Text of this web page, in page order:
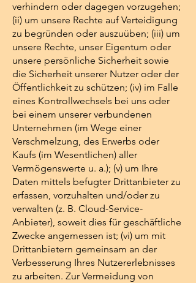
verhindern oder dagegen vorzugehen;
(ii) um unsere Rechte auf Verteidigung
zu begründen oder auszuüben; (iii) um
unsere Rechte, unser Eigentum oder
unsere persönliche Sicherheit sowie
die Sicherheit unserer Nutzer oder der
Öffentlichkeit zu schützen; (iv) im Falle
eines Kontrollwechsels bei uns oder
bei einem unserer verbundenen
Unternehmen (im Wege einer
Verschmelzung, des Erwerbs oder
Kaufs (im Wesentlichen) aller
Vermögenswerte u. a.); (v) um Ihre
Daten mittels befugter Drittanbieter zu
erfassen, vorzuhalten und/oder zu
verwalten (z. B. Cloud-Service-
Anbieter), soweit dies für geschäftliche
Zwecke angemessen ist; (vi) um mit
Drittanbietern gemeinsam an der
Verbesserung Ihres Nutzererlebnisses
zu arbeiten. Zur Vermeidung von